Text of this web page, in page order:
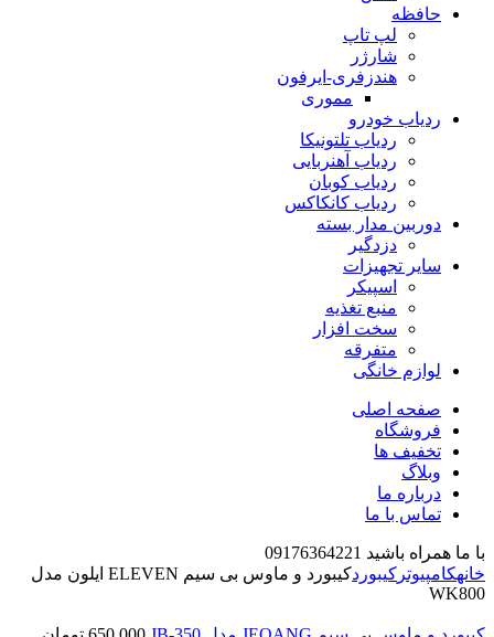
حافظه
لپ تاپ
شارژر
هندزفری-ایرفون
مموری
ردیاب خودرو
ردیاب تلتونیکا
ردیاب آهنربایی
ردیاب کوبان
ردیاب کانکاکس
دوربین مدار بسته
دزدگیر
سایر تجهیزات
اسپیکر
منبع تغذیه
سخت افزار
متفرقه
لوازم خانگی
صفحه اصلی
فروشگاه
تخفیف ها
وبلاگ
درباره ما
تماس با ما
با ما همراه باشید 09176364221
خانهکامپیوتر کیبورد
کیبورد و ماوس بی سیم ELEVEN ایلون مدل
WK800